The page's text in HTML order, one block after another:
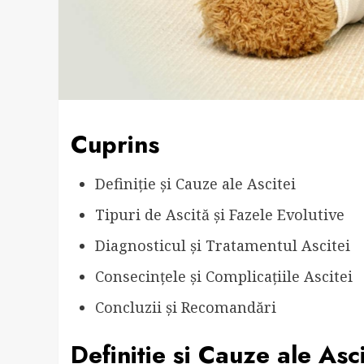
Cuprins
Definiție și Cauze ale Ascitei
Tipuri de Ascită și Fazele Evolutive
Diagnosticul și Tratamentul Ascitei
Consecințele și Complicațiile Ascitei
Concluzii și Recomandări
Definiție și Cauze ale